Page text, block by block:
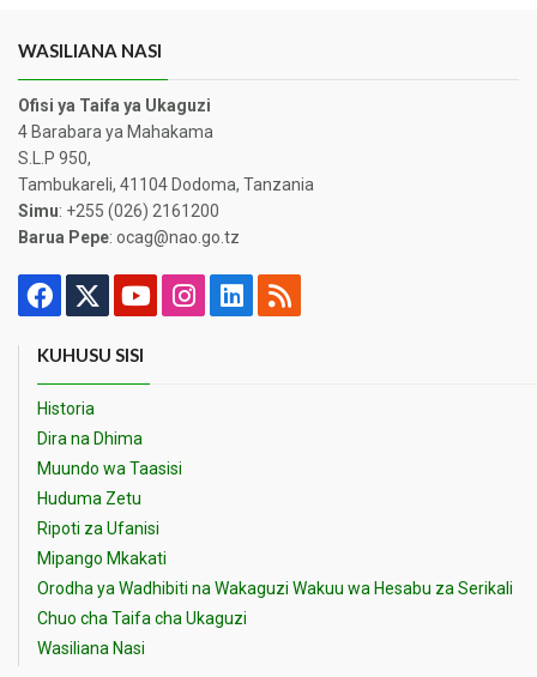
WASILIANA NASI
Ofisi ya Taifa ya Ukaguzi
4 Barabara ya Mahakama
S.L.P 950,
Tambukareli, 41104 Dodoma, Tanzania
Simu: +255 (026) 2161200
Barua Pepe: ocag@nao.go.tz
KUHUSU SISI
Historia
Dira na Dhima
Muundo wa Taasisi
Huduma Zetu
Ripoti za Ufanisi
Mipango Mkakati
Orodha ya Wadhibiti na Wakaguzi Wakuu wa Hesabu za Serikali
Chuo cha Taifa cha Ukaguzi
Wasiliana Nasi